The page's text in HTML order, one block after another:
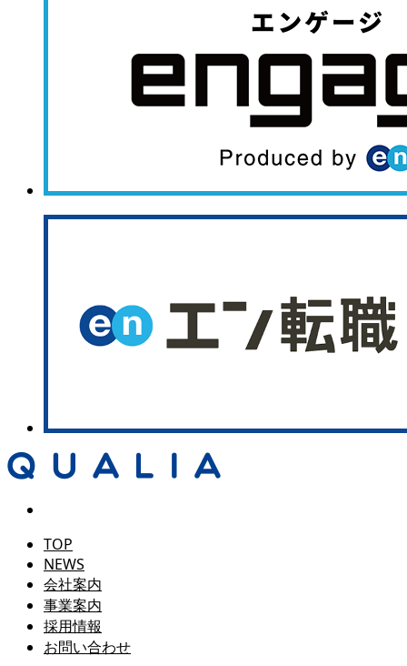
TOP
NEWS
会社案内
事業案内
採用情報
お問い合わせ